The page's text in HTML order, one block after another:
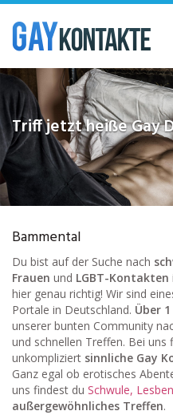
Skip
main
content
Triff jetzt heiße Gay
Bammental
Du bist auf der Suche nach
Frauen und LGBT-Kontakten
hier genau richtig! Wir sind
Portale in Deutschland. Über
unserer bunten Community
und schnellen Treffen. Bei uns
unkompliziert sinnliche Gay
Ganz egal ob erotisches
uns findest du Schwule,
außergewöhnliches Treffen.